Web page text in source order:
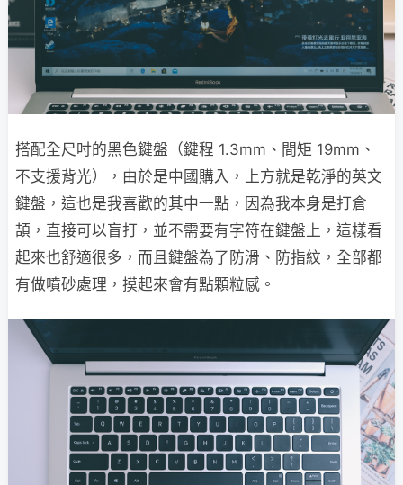
搭配全尺吋的黑色鍵盤（鍵程 1.3mm、間矩 19mm、
不支援背光），由於是中國購入，上方就是乾淨的英文
鍵盤，這也是我喜歡的其中一點，因為我本身是打倉
頡，直接可以盲打，並不需要有字符在鍵盤上，這樣看
起來也舒適很多，而且鍵盤為了防滑、防指紋，全部都
有做噴砂處理，摸起來會有點顆粒感。